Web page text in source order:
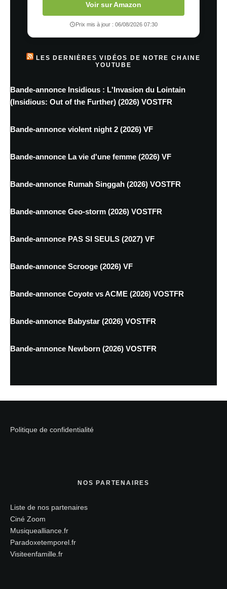
Voir sur Amazon
Prix mis à jour : 06/08/2026 07:30
LES DERNIÈRES VIDÉOS DE NOTRE CHAINE
YOUTUBE
Bande-annonce Insidious : L'Invasion du Lointain
(Insidious: Out of the Further) (2026) VOSTFR
Bande-annonce violent night 2 (2026) VF
Bande-annonce La vie d'une femme (2026) VF
Bande-annonce Rumah Singgah (2026) VOSTFR
Bande-annonce Geo-storm (2026) VOSTFR
Bande-annonce PAS SI SEULS (2027) VF
Bande-annonce Scrooge (2026) VF
Bande-annonce Coyote vs ACME (2026) VOSTFR
Bande-annonce Babystar (2026) VOSTFR
Bande-annonce Newborn (2026) VOSTFR
Politique de confidentialité
NOS PARTENAIRES
Liste de nos partenaires
Ciné Zoom
Musiquealliance.fr
Paradoxetemporel.fr
Visiteenfamille.fr